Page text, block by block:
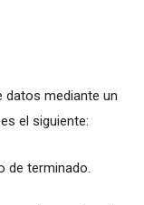
datos mediante un
el siguiente:
de terminado.